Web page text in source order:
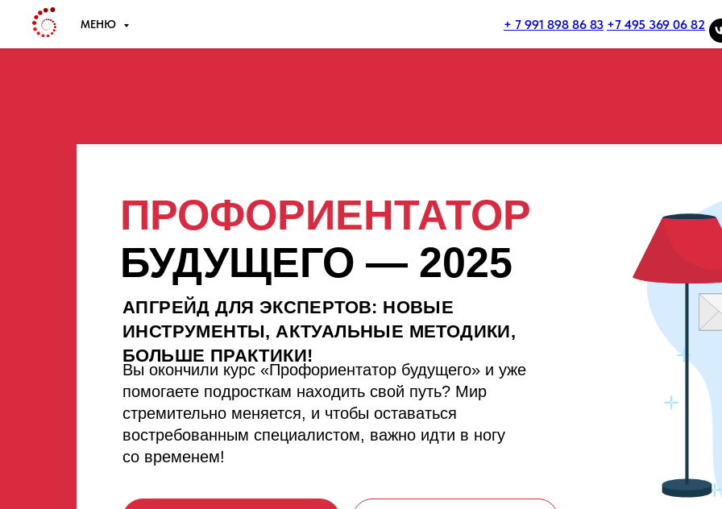
МЕНЮ + 7 991 898 86 83 +7 495 369 06 82
ПРОФОРИЕНТАТОР
БУДУЩЕГО — 2025
Вы окончили курс «Профориентатор будущего» и уже
помогаете подросткам находить свой путь? Мир
стремительно меняется, и чтобы оставаться
востребованным специалистом, важно идти в ногу
со временем!
АПГРЕЙД ДЛЯ ЭКСПЕРТОВ: НОВЫЕ
ИНСТРУМЕНТЫ, АКТУАЛЬНЫЕ МЕТОДИКИ,
БОЛЬШЕ ПРАКТИКИ!